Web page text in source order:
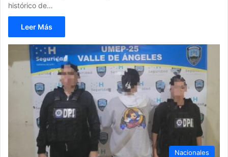
histórico de…
Leer Más
Nacionales